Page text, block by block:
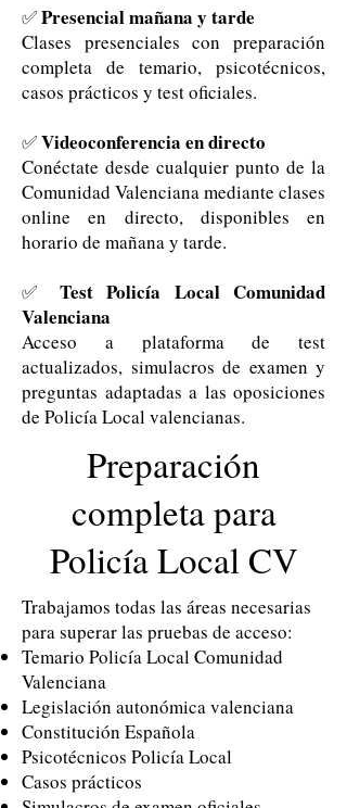
✅Presencial mañana y tarde
Clases presenciales con preparación
completa de temario, psicotécnicos,
casos prácticos y test oficiales.
✅Videoconferencia en directo
Conéctate desde cualquier punto de la
Comunidad Valenciana mediante clases
online en directo, disponibles en
horario de mañana y tarde.
✅ Test Policía Local Comunidad
Valenciana
Acceso a plataforma de test
actualizados, simulacros de examen y
preguntas adaptadas a las oposiciones
de Policía Local valencianas.
Preparación
completa para
Policía Local CV
Trabajamos todas las áreas necesarias
para superar las pruebas de acceso:
Temario Policía Local Comunidad
Valenciana
Legislación autonómica valenciana
Constitución Española
Psicotécnicos Policía Local
Casos prácticos